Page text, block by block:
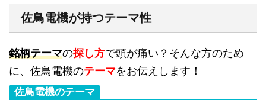
佐鳥電機が持つテーマ性
銘柄テーマの探し方で頭が痛い？そんな方のため
に、佐鳥電機のテーマをお伝えします！
佐鳥電機のテーマ